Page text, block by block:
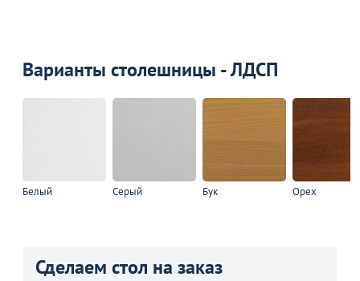
Варианты столешницы - ЛДСП
Белый Серый Бук Орех
Сделаем стол на заказ